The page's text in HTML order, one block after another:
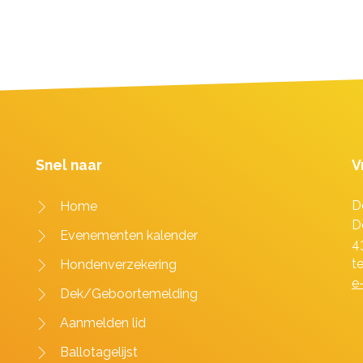
Snel naar
Home
Evenementen kalender
Hondenverzekering
Dek/Geboortemelding
Aanmelden lid
Ballotagelijst